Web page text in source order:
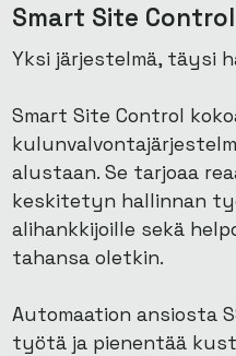
Smart Site Control
Yksi järjestelmä, täysi
Smart Site Control
alustaan. Se tarjoaa
keskitetyn hallinnan
alihankkijoille sekä
tahansa oletkin.
Automaation ansiosta
työtä ja pienentää